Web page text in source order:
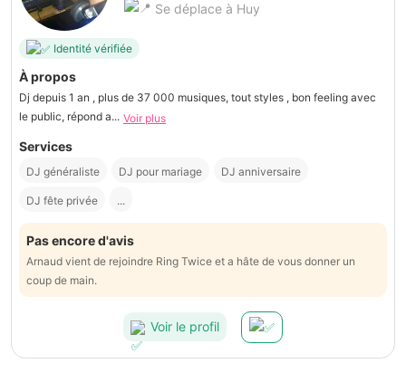
Se déplace à Huy
Identité vérifiée
À propos
Dj depuis 1 an , plus de 37 000 musiques, tout styles , bon feeling avec
le public, répond a... Voir plus
Services
DJ généraliste DJ pour mariage DJ anniversaire
DJ fête privée ...
Pas encore d'avis
Arnaud vient de rejoindre Ring Twice et a hâte de vous donner un
coup de main.
Voir le profil